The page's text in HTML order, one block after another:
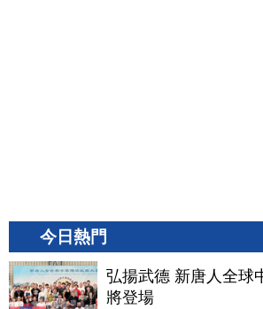
今日熱門
弘揚武德 新唐人全球
將登場